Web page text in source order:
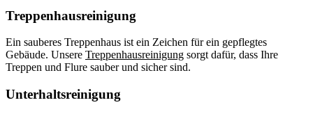
Treppenhausreinigung
Ein sauberes Treppenhaus ist ein Zeichen für ein gepflegtes
Gebäude. Unsere Treppenhausreinigung sorgt dafür, dass Ihre
Treppen und Flure sauber und sicher sind.
Unterhaltsreinigung